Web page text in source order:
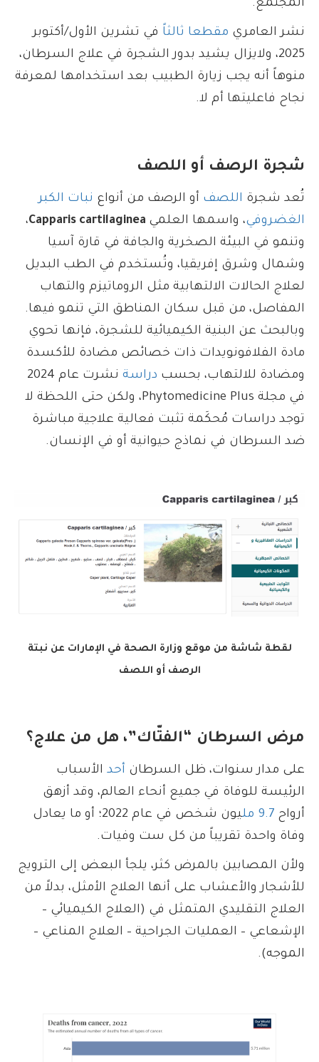
المجتمع.
نشر العامري مقطعا ثالثاً في تشرين الأول/أكتوبر
2025، ولايزال يشيد بدور الشجرة في علاج السرطان،
منوهاً أنه يجب زيارة الطبيب بعد استخدامها لمعرفة
نجاح فاعليتها أم لا.
شجرة الرصف أو اللصف
تُعد شجرة اللصف أو الرصف من أنواع نبات الكبر
الغضروفي، واسمها العلمي
،
وتنمو في البيئة الصخرية والجافة في قارة آسيا
وشمال وشرق إفريقيا، وتُستخدم في الطب البديل
لعلاج الحالات الالتهابية مثل الروماتيزم والتهاب
المفاصل، من قبل سكان المناطق التي تنمو فيها.
وبالبحث عن البنية الكيميائية للشجرة، فإنها تحوي
مادة الفلافونويدات ذات خصائص مضادة للأكسدة
ومضادة للالتهاب، بحسب دراسة
نشرت عام 2024
في مجلة Phytomedicine Plus، ولكن حتى اللحظة لا
توجد دراسات مُحكَمة تثبت فعالية علاجية مباشرة
ضد السرطان في نماذج حيوانية أو في الإنسان.
لقطة شاشة من موقع وزارة الصحة في الإمارات عن نبتة
الرصف أو اللصف
مرض السرطان “الفتّاك”، هل من علاج؟
على مدار سنوات، ظل السرطان أحد الأسباب
الرئيسة للوفاة في جميع أنحاء العالم، وقد أزهق
أرواح 9.7 مل
يون شخص في عام 2022؛ أو ما يعادل
وفاة واحدة تقريباً من كل ست وفيات.
ولأن المصابين بالمرض كثر، يلجأ البعض إلى الترويج
للأشجار والأعشاب على أنها العلاج الأمثل، بدلاً من
العلاج التقليدي المتمثل في (العلاج الكيميائي –
الإشعاعي – العمليات الجراحية – العلاج المناعي –
الموجه).